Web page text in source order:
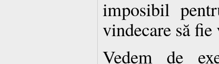
imposibil
vindecare să
Vedem de